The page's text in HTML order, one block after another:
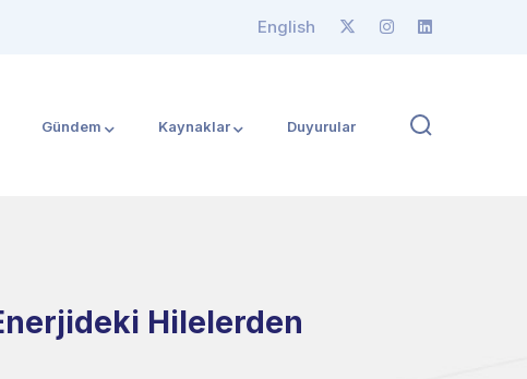
English
Gündem Kaynaklar Duyurular
Hilelerden